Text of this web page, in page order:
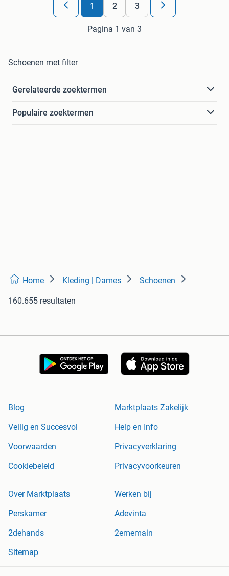
1 2 3
Pagina 1 van 3
Schoenen met filter
Gerelateerde zoektermen
Populaire zoektermen
Home Kleding | Dames Schoenen
160.655 resultaten
Blog
Marktplaats Zakelijk
Veilig en Succesvol
Help en Info
Voorwaarden
Privacyverklaring
Cookiebeleid
Privacyvoorkeuren
Over Marktplaats
Werken bij
Perskamer
Adevinta
2dehands
2ememain
Sitemap